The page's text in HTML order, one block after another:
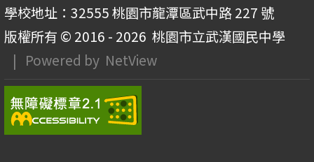
學校地址：32555 桃園市龍潭區武中路 227 號
版權所有 © 2016 - 2026 桃園市立武漢國民中學
| Powered by NetView